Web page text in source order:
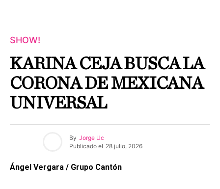
SHOW!
KARINA CEJA BUSCA LA
CORONA DE MEXICANA
UNIVERSAL
By Jorge Uc
Publicado el 28 julio, 2026
Ángel Vergara / Grupo Cantón